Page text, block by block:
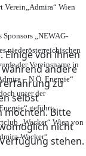
Einige von ihnen
andere
zu
selbst
möchten. Bitte
nicht
stehen.
Verein„Admira“ Wien
„NEWAG-
niederösterreichischen
der Vereinsname in
– N.Ö. Energie“
unter der
geführt;
„Wacker“ Wien von
Wacker“